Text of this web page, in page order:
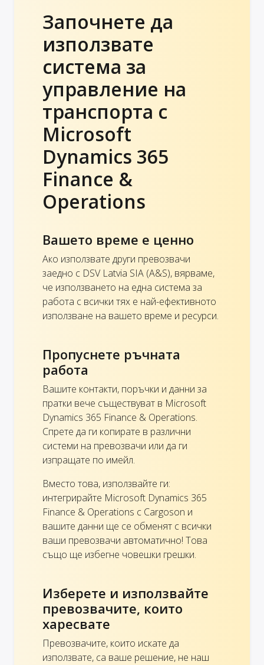
Започнете да
използвате
система за
управление на
транспорта с
Microsoft
Dynamics 365
Finance &
Operations
Вашето време е ценно
Ако използвате други превозвачи
заедно с DSV Latvia SIA (A&S), вярваме,
че използването на една система за
работа с всички тях е най-ефективното
използване на вашето време и ресурси.
Пропуснете ръчната
работа
Вашите контакти, поръчки и данни за
пратки вече съществуват в Microsoft
Dynamics 365 Finance & Operations.
Спрете да ги копирате в различни
системи на превозвачи или да ги
изпращате по имейл.
Вместо това, използвайте ги:
интегрирайте Microsoft Dynamics 365
Finance & Operations с Cargoson и
вашите данни ще се обменят с всички
ваши превозвачи автоматично! Това
също ще избегне човешки грешки.
Изберете и използвайте
превозвачите, които
харесвате
Превозвачите, които искате да
използвате, са ваше решение, не наш